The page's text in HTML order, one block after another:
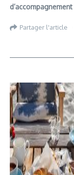
d’accompagnement
Partager l'article